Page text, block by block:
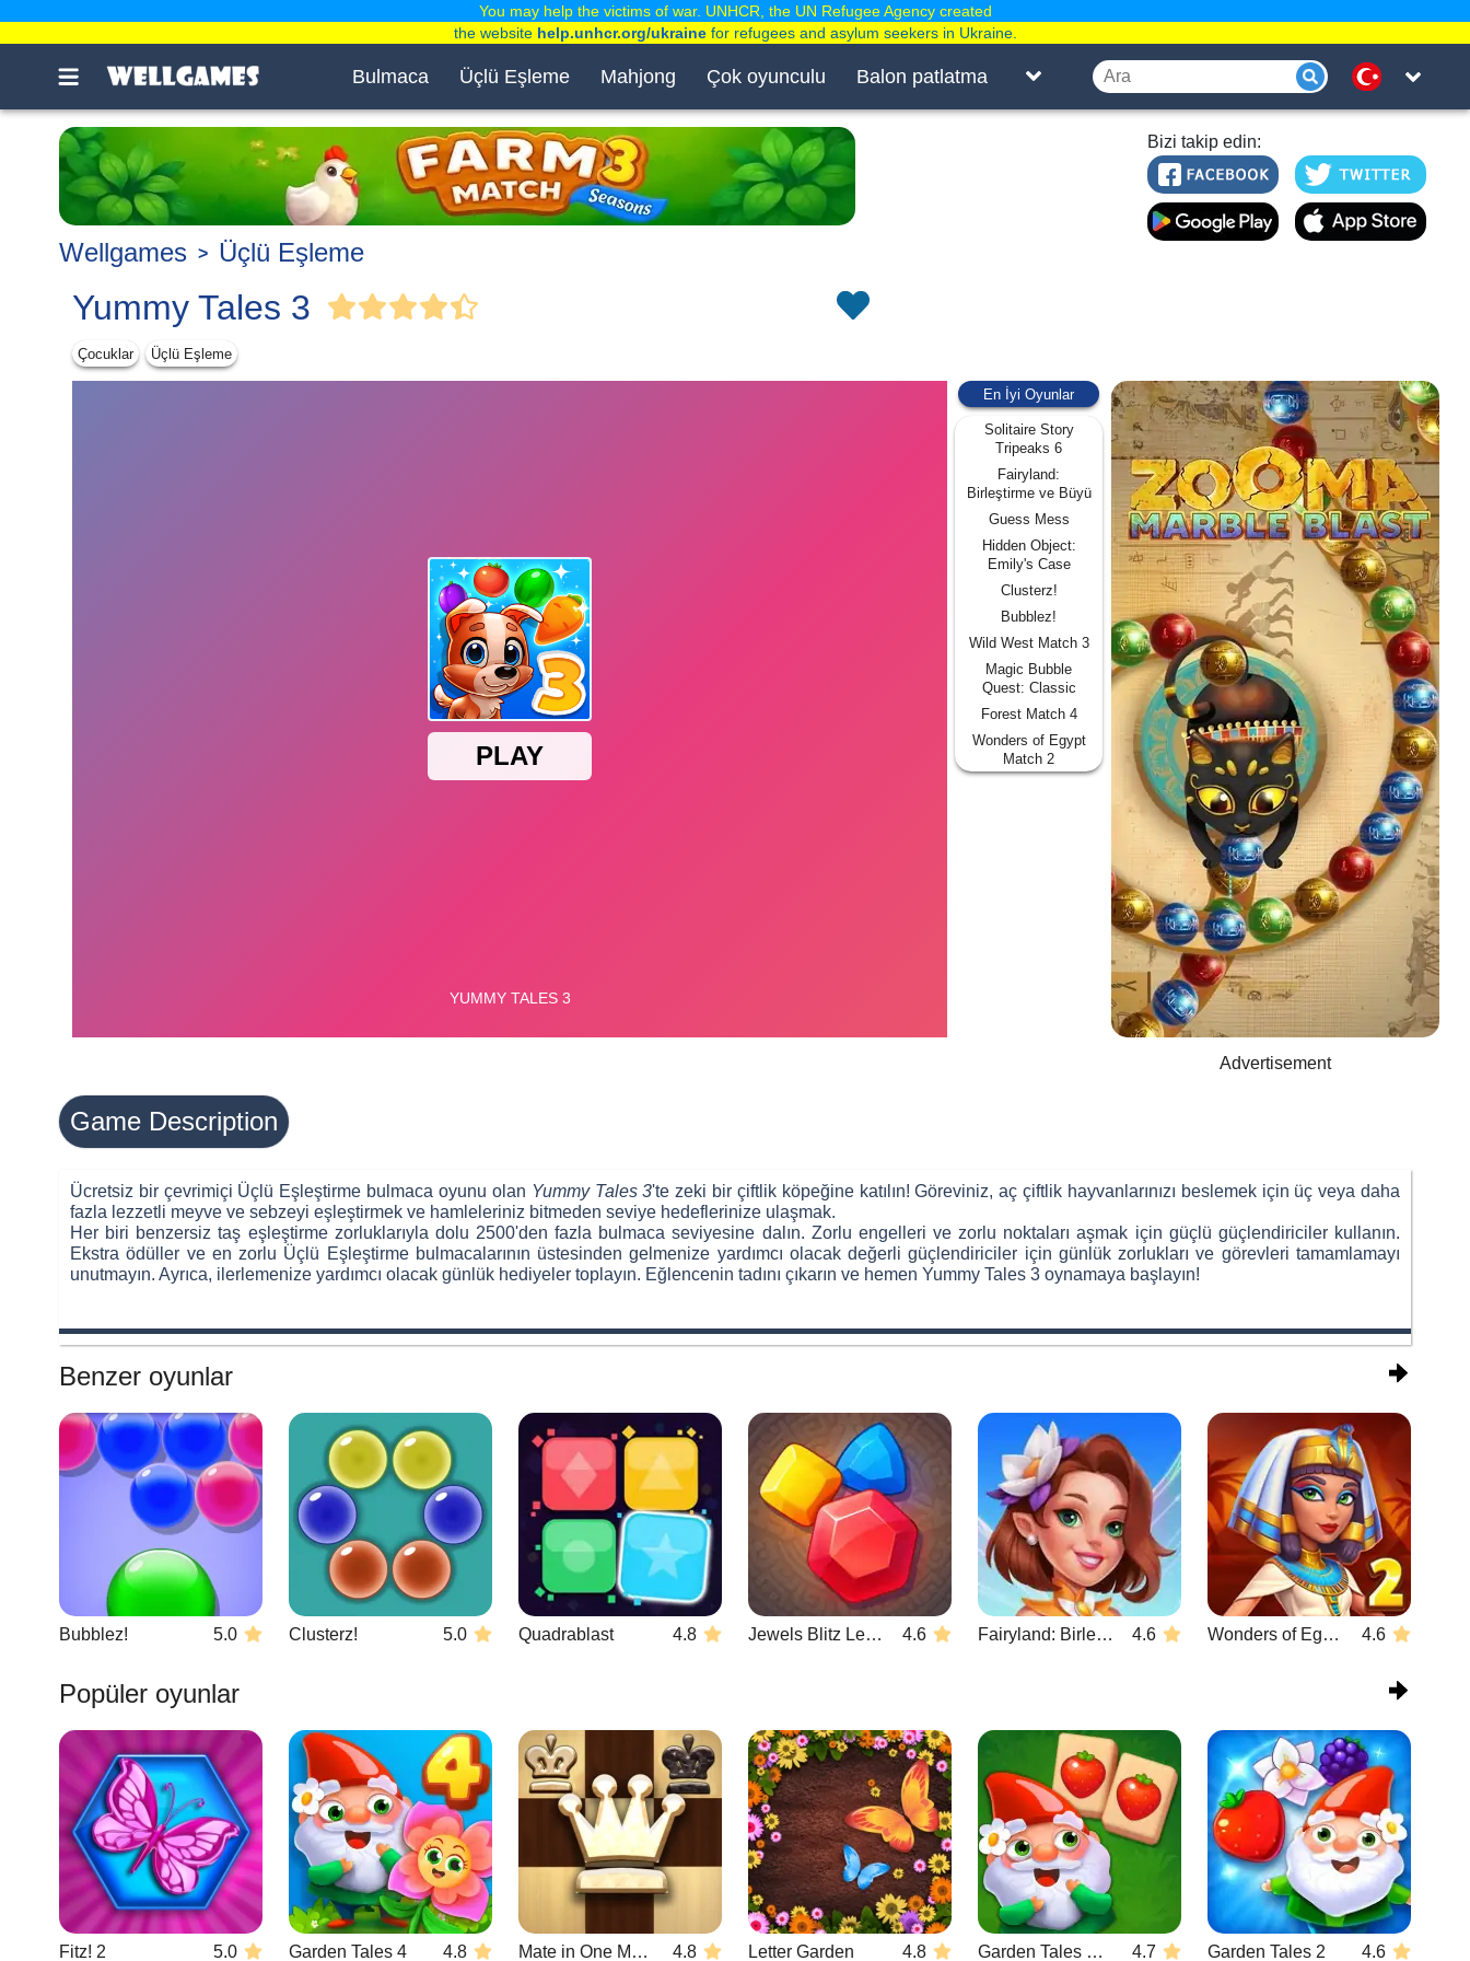
Bulmaca Üçlü Eşleme Mahjong Çok oyunculu Balon patlatma
Bizi takip edin:
Wellgames Üçlü Eşleme
Yummy Tales 3
Çocuklar Üçlü Eşleme
En İyi Oyunlar
Solitaire Story
Tripeaks 6
Fairyland:
Birleştirme ve Büyü
Guess Mess
Hidden Object:
Emily's Case
Clusterz!
Bubblez!
Wild West Match 3
Magic Bubble
Quest: Classic
Forest Match 4
Wonders of Egypt
Match 2
Advertisement
Game Description
Ücretsiz bir çevrimiçi Üçlü Eşleştirme bulmaca oyunu olan Yummy Tales 3'te zeki bir çiftlik köpeğine katılın! Göreviniz, aç çiftlik hayvanlarınızı beslemek için üç veya daha
fazla lezzetli meyve ve sebzeyi eşleştirmek ve hamleleriniz bitmeden seviye hedeflerinize ulaşmak.
Her biri benzersiz taş eşleştirme zorluklarıyla dolu 2500'den fazla bulmaca seviyesine dalın. Zorlu engelleri ve zorlu noktaları aşmak için güçlü güçlendiriciler kullanın.
Ekstra ödüller ve en zorlu Üçlü Eşleştirme bulmacalarının üstesinden gelmenize yardımcı olacak değerli güçlendiriciler için günlük zorlukları ve görevleri tamamlamayı
unutmayın. Ayrıca, ilerlemenize yardımcı olacak günlük hediyeler toplayın. Eğlencenin tadını çıkarın ve hemen Yummy Tales 3 oynamaya başlayın!
Benzer oyunlar
Bubblez! 5.0 Clusterz! 5.0 Quadrablast 4.8 Jewels Blitz Legends 4.6 Fairyland: Birleştirme ve Büyü 4.6 Wonders of Egypt Match 2 4.6
Popüler oyunlar
Fitz! 2 5.0 Garden Tales 4 4.8 Mate in One Move 4.8 Letter Garden 4.8 Garden Tales Mahjong 4.7 Garden Tales 2 4.6
You may help the victims of war. UNHCR, the UN Refugee Agency created
the website help.unhcr.org/ukrainefor refugees and asylum seekers in Ukraine.